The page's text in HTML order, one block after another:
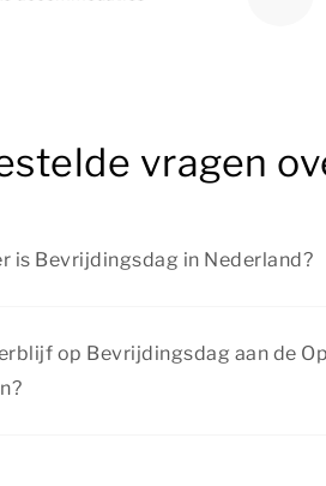
vragen
is Bevrijdingsdag in Nederland?
op Bevrijdingsdag aan de